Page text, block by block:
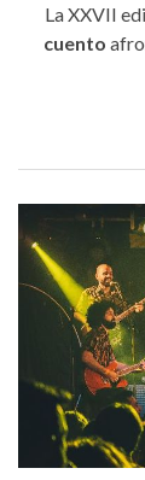
La XXVII
cuento